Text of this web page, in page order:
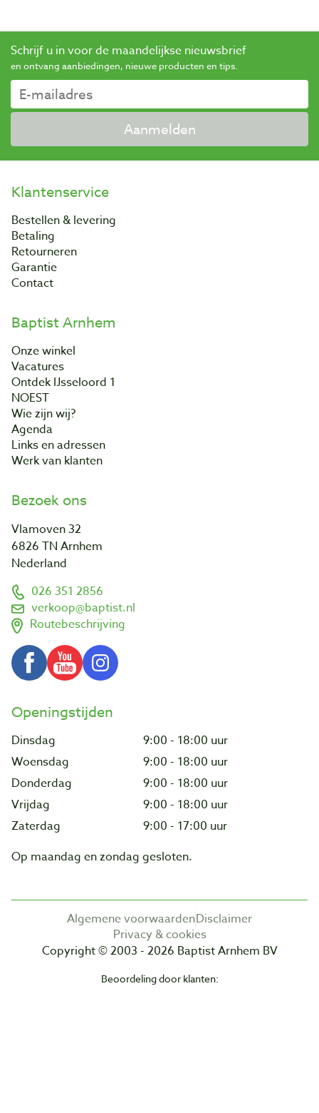
Schrijf u in voor de maandelijkse nieuwsbrief
en ontvang aanbiedingen, nieuwe producten en tips.
Aanmelden
Klantenservice
Bestellen & levering
Betaling
Retourneren
Garantie
Contact
Baptist Arnhem
Onze winkel
Vacatures
Ontdek IJsseloord 1
NOEST
Wie zijn wij?
Agenda
Links en adressen
Werk van klanten
Bezoek ons
Vlamoven 32
6826 TN Arnhem
Nederland
026 351 2856
verkoop@baptist.nl
Routebeschrijving
Openingstijden
Dinsdag
9:00 - 18:00 uur
Woensdag
9:00 - 18:00 uur
Donderdag
9:00 - 18:00 uur
Vrijdag
9:00 - 18:00 uur
Zaterdag
9:00 - 17:00 uur
Op maandag en zondag gesloten.
Algemene voorwaardenDisclaimer
Privacy & cookies
Copyright © 2003 - 2026 Baptist Arnhem BV
Beoordeling door klanten: